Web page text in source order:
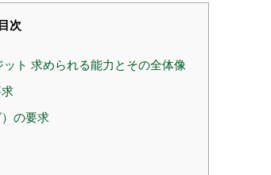
目次
ト 求められる能力とその全体像
の要求